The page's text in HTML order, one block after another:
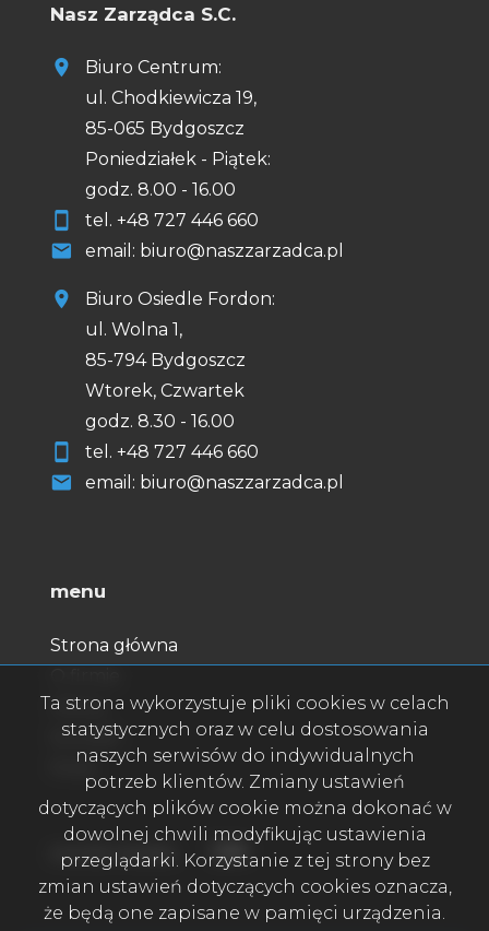
Nasz Zarządca S.C.
Biuro Centrum:
ul. Chodkiewicza 19,
85-065 Bydgoszcz
Poniedziałek - Piątek:
godz. 8.00 - 16.00
tel. +48 727 446 660
email: biuro@naszzarzadca.pl
Biuro Osiedle Fordon:
ul. Wolna 1,
85-794 Bydgoszcz
Wtorek, Czwartek
godz. 8.30 - 16.00
tel. +48 727 446 660
email: biuro@naszzarzadca.pl
menu
Strona główna
Oferty
Kontakt
Rodo
social media Facebook
Facebook
Ta strona wykorzystuje pliki cookies w celach
statystycznych oraz w celu dostosowania
naszych serwisów do indywidualnych
potrzeb klientów. Zmiany ustawień
dotyczących plików cookie można dokonać w
dowolnej chwili modyfikując ustawienia
przeglądarki. Korzystanie z tej strony bez
zmian ustawień dotyczących cookies oznacza,
że będą one zapisane w pamięci urządzenia.